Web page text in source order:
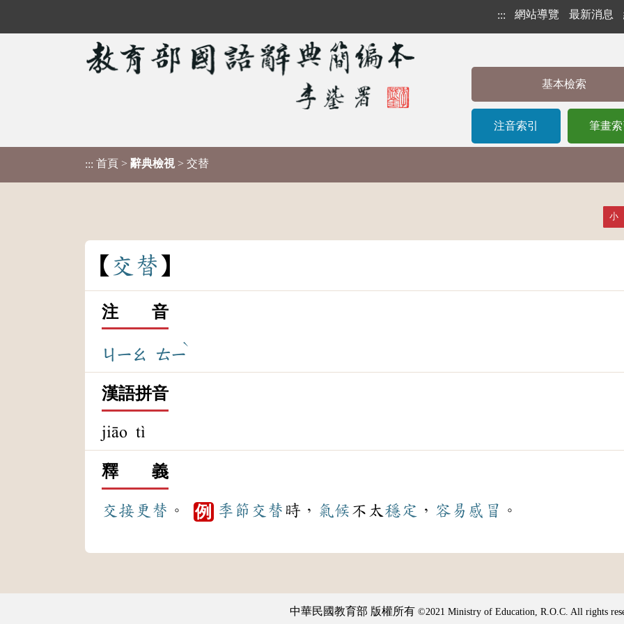
::: 網站導覽 最新消息
基本檢索
注音索引 筆畫索
::: 首頁 > 辭典檢視 > 交替
小
交 替
注 音
ㄐㄧㄠ ㄊㄧ
ˋ
漢語拼音
jiāo tì
釋 義
交接 更替 。 例 季節 交替 時， 氣候 不太 穩定 ， 容易 感冒 。
中華民國教育部 版權所有 ©2021 Ministry of Education, R.O.C. All rights